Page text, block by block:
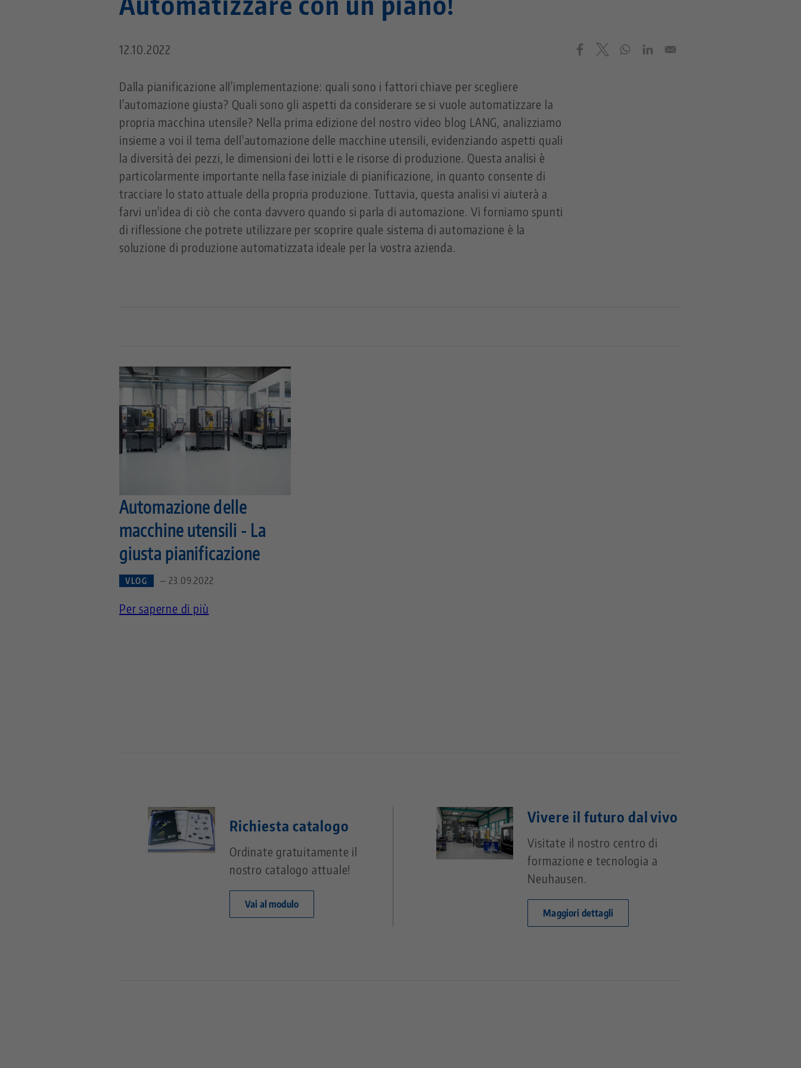
12.10.2022
Dalla pianificazione all'implementazione: quali sono i fattori chiave per scegliere
l'automazione giusta? Quali sono gli aspetti da considerare se si vuole automatizzare la
propria macchina utensile? Nella prima edizione del nostro video blog LANG, analizziamo
insieme a voi il tema dell'automazione delle macchine utensili, evidenziando aspetti quali
la diversità dei pezzi, le dimensioni dei lotti e le risorse di produzione. Questa analisi è
particolarmente importante nella fase iniziale di pianificazione, in quanto consente di
tracciare lo stato attuale della propria produzione. Tuttavia, questa analisi vi aiuterà a
farvi un'idea di ciò che conta davvero quando si parla di automazione. Vi forniamo spunti
di riflessione che potrete utilizzare per scoprire quale sistema di automazione è la
soluzione di produzione automatizzata ideale per la vostra azienda.
Automazione delle
macchine utensili - La
giusta pianificazione
VLOG — 23.09.2022
Per saperne di più
Richiesta catalogo
Ordinate gratuitamente il
nostro catalogo attuale!
Vai al modulo
Vivere il futuro dal vivo
Visitate il nostro centro di
formazione e tecnologia a
Neuhausen.
Maggiori dettagli